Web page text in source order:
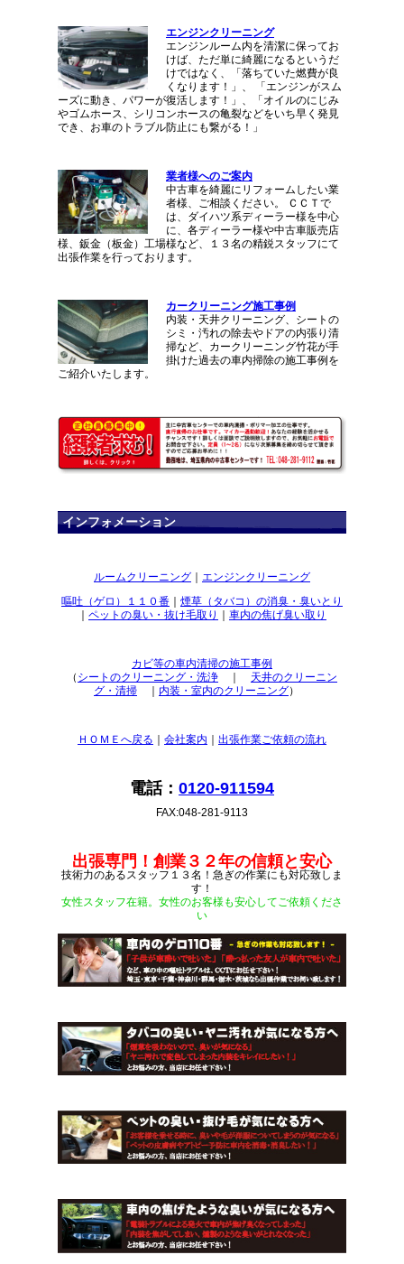
エンジンクリーニング
エンジンルーム内を清潔に保ってお
けば、ただ単に綺麗になるというだ
けではなく、「落ちていた燃費が良
くなります！」、 「エンジンがスム
ーズに動き、パワーが復活します！」、「オイルのにじみ
やゴムホース、シリコンホースの亀裂などをいち早く発見
でき、お車のトラブル防止にも繋がる！」
業者様へのご案内
中古車を綺麗にリフォームしたい業
者様、ご相談ください。 ＣＣＴで
は、ダイハツ系ディーラー様を中心
に、各ディーラー様や中古車販売店
様、鈑金（板金）工場様など、１３名の精鋭スタッフにて
出張作業を行っております。
カークリーニング施工事例
内装・天井クリーニング、シートの
シミ・汚れの除去やドアの内張り清
掃など、カークリーニング竹花が手
掛けた過去の車内掃除の施工事例を
ご紹介いたします。
インフォメーション
ルームクリーニング ｜ エンジンクリーニング
嘔吐（ゲロ）１１０番 ｜ 煙草（タバコ）の消臭・臭いとり
｜ ペットの臭い・抜け毛取り ｜ 車内の焦げ臭い取り
カビ等の車内清掃の施工事例
（ シートのクリーニング・洗浄 ｜ 天井のクリーニン
グ・清掃 ｜ 内装・室内のクリーニング）
ＨＯＭＥへ戻る ｜ 会社案内 ｜ 出張作業ご依頼の流れ
電話： 0120-911594
FAX:048-281-9113
出張専門！創業３２年の信頼と安心
技術力のあるスタッフ１３名！急ぎの作業にも対応致しま
す！
女性スタッフ在籍。女性のお客様も安心してご依頼くださ
い